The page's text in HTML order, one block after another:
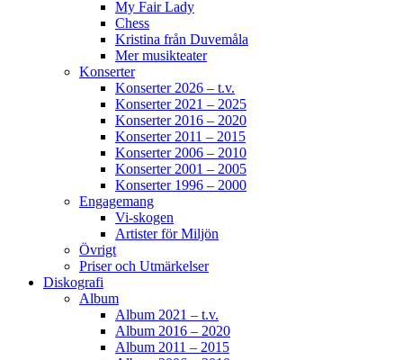
My Fair Lady
Chess
Kristina från Duvemåla
Mer musikteater
Konserter
Konserter 2026 – t.v.
Konserter 2021 – 2025
Konserter 2016 – 2020
Konserter 2011 – 2015
Konserter 2006 – 2010
Konserter 2001 – 2005
Konserter 1996 – 2000
Engagemang
Vi-skogen
Artister för Miljön
Övrigt
Priser och Utmärkelser
Diskografi
Album
Album 2021 – t.v.
Album 2016 – 2020
Album 2011 – 2015